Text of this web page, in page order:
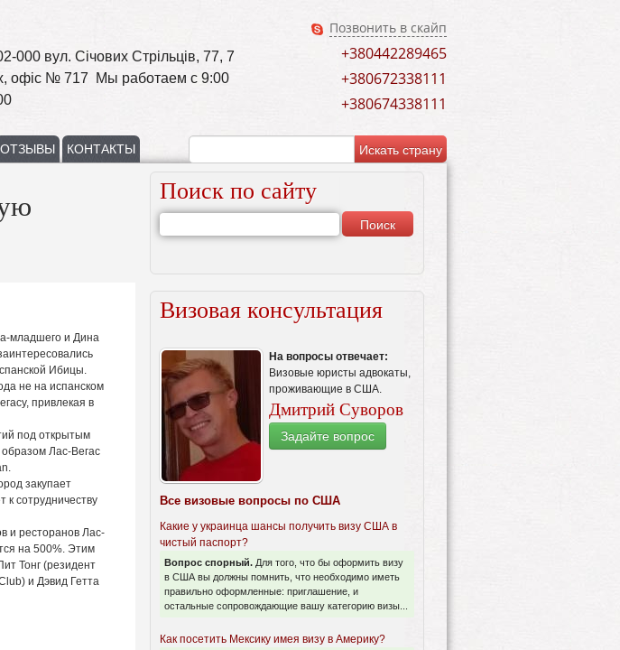
000 вул. Січових Стрільців, 77, 7
офіс № 717 Мы работаем с 9:00
Позвонить в скайп
+380442289465
+380672338111
+380674338111
ОТЗЫВЫ КОНТАКТЫ
младшего и Дина
Ибицы.
не на испанском
привлекая в
под открытым
Лас-Вегас
закупает
к сотрудничеству
и ресторанов Лас-
на 500%. Этим
Тонг (резидент
и Дэвид Гетта
Поиск по сайту
Визовая консультация
На вопросы отвечает:
Визовые юристы адвокаты,
проживающие в США.
Дмитрий Суворов
Задайте вопрос
Все визовые вопросы по США
Какие у украинца шансы получить визу США в
чистый паспорт?
Вопрос спорный. Для того, что бы оформить визу
в США вы должны помнить, что необходимо иметь
правильно оформленные: приглашение, и
остальные сопровождающие вашу категорию визы...
Как посетить Мексику имея визу в Америку?